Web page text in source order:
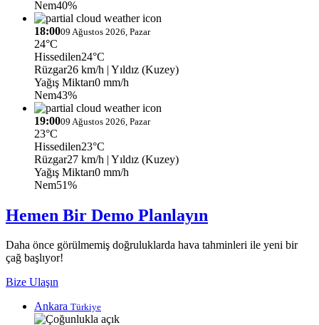
Nem40%
18:0009 Ağustos 2026, Pazar
24°C
Hissedilen24°C
Rüzgar26 km/h | Yıldız (Kuzey)
Yağış Miktarı0 mm/h
Nem43%
19:0009 Ağustos 2026, Pazar
23°C
Hissedilen23°C
Rüzgar27 km/h | Yıldız (Kuzey)
Yağış Miktarı0 mm/h
Nem51%
Hemen Bir Demo Planlayın
Daha önce görülmemiş doğruluklarda hava tahminleri ile yeni bir
çağ başlıyor!
Bize Ulaşın
Ankara Türkiye